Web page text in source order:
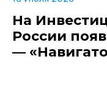
На
России
—